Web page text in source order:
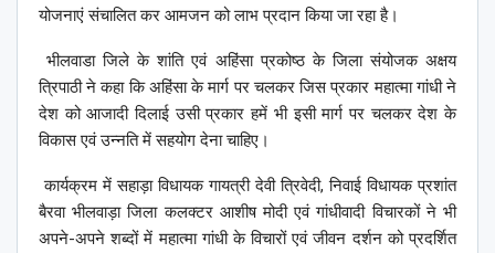
योजनाएं संचालित कर आमजन को लाभ प्रदान किया जा रहा है।
भीलवाडा जिले के शांति एवं अहिंसा प्रकोष्ठ के जिला संयोजक अक्षय
त्रिपाठी ने कहा कि अहिंसा के मार्ग पर चलकर जिस प्रकार महात्मा गांधी ने
देश को आजादी दिलाई उसी प्रकार हमें भी इसी मार्ग पर चलकर देश के
विकास एवं उन्नति में सहयोग देना चाहिए।
कार्यक्रम में सहाड़ा विधायक गायत्री देवी त्रिवेदी, निवाई विधायक प्रशांत
बैरवा भीलवाड़ा जिला कलक्टर आशीष मोदी एवं गांधीवादी विचारकों ने भी
अपने-अपने शब्दों में महात्मा गांधी के विचारों एवं जीवन दर्शन को प्रदर्शित